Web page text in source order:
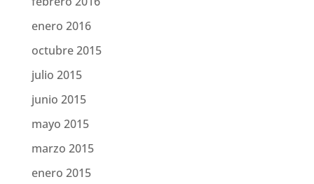
enero 2016
octubre 2015
julio 2015
junio 2015
mayo 2015
marzo 2015
enero 2015